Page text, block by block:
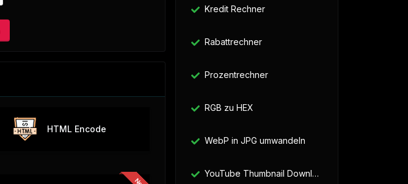
HTML Encode
Kredit Rechner
Rabattrechner
Prozentrechner
RGB zu HEX
WebP in JPG umwandeln
YouTube Thumbnail Downloader